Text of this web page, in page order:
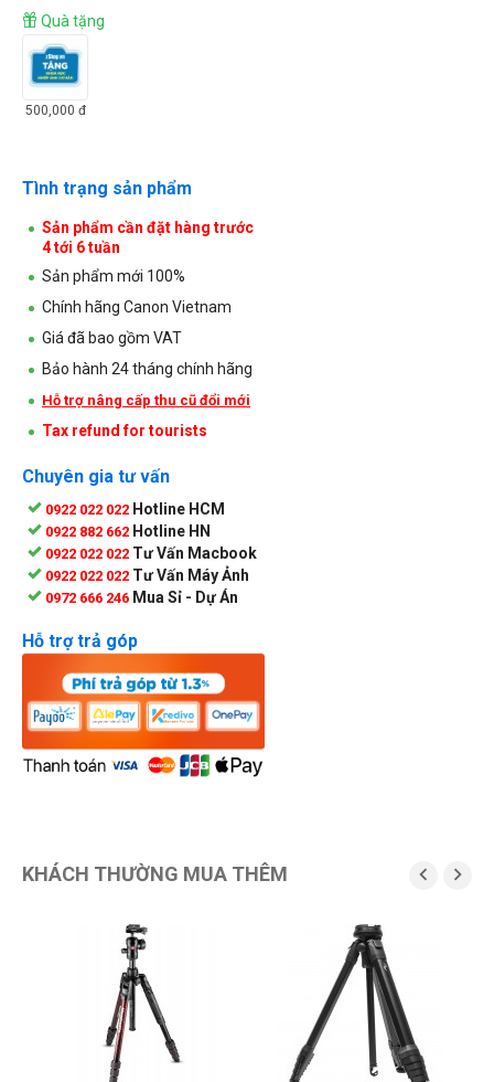
Quà tặng
500,000 đ
Tình trạng sản phẩm
Sản phẩm cần đặt hàng trước
4 tới 6 tuần
Sản phẩm mới 100%
Chính hãng Canon Vietnam
Giá đã bao gồm VAT
Bảo hành 24 tháng chính hãng
Hỗ trợ nâng cấp thu cũ đổi mới
Tax refund for tourists
Chuyên gia tư vấn
0922 022 022 Hotline HCM
0922 882 662 Hotline HN
0922 022 022 Tư Vấn Macbook
0922 022 022 Tư Vấn Máy Ảnh
0972 666 246 Mua Sỉ - Dự Án
Hỗ trợ trả góp
KHÁCH THƯỜNG MUA THÊM  